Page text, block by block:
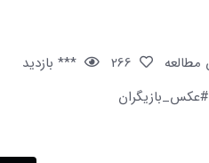
*** بازدید
#عکس_بازیگران